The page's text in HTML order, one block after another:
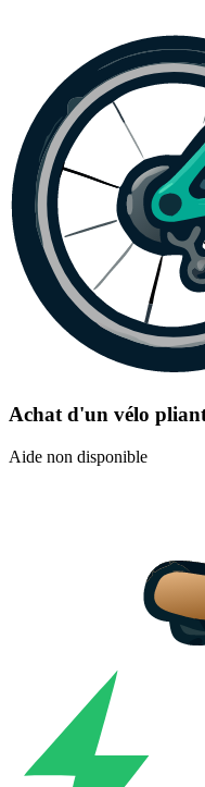
Achat d'un vélo
Aide non disponible